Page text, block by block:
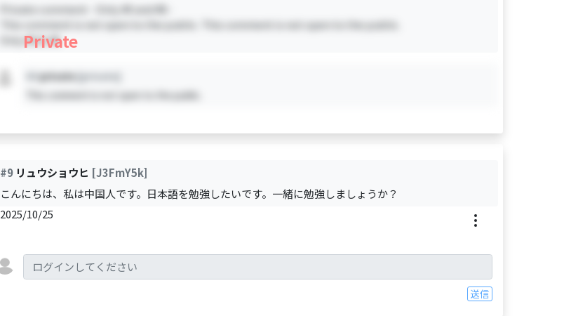
Private comment - Only #0 and #8 -
This comment is not open to the public. This comment is not open to the public.
Only #0 & #8
Private
#Xprivate[private]
This comment is not open to the public.
#9リュウショウヒ [J3FmY5k]
こんにちは、私は中国人です。日本語を勉強したいです。一緒に勉強しましょうか？
2025/10/25
送信